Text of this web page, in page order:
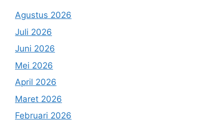
Agustus 2026
Juli 2026
Juni 2026
Mei 2026
April 2026
Maret 2026
Februari 2026